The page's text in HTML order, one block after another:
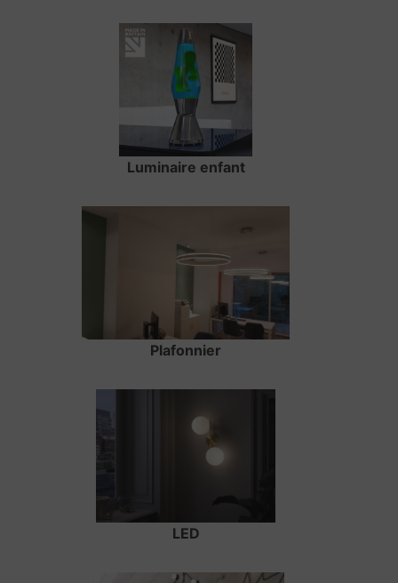
Luminaire enfant
Plafonnier
LED